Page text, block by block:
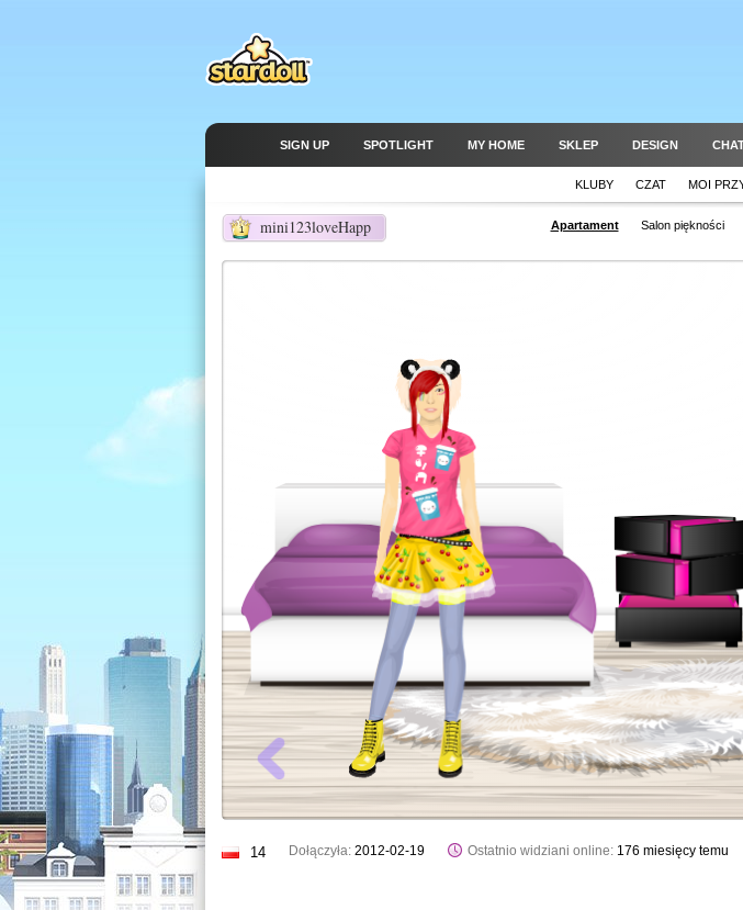
SIGN UP SPOTLIGHT MY HOME SKLEP DESIGN
KLUBY CZAT MOI
mini123loveHapp
1 Apartament Salon piękności
14 Dołączyła: 2012-02-19 Ostatnio widziani online: 176 miesięcy temu